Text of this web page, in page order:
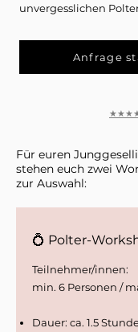
unvergesslichen
Anfrage
★★★
Für euren
stehen euch zwei
zur Auswahl:
💍 Polter-
Teilnehmer/innen:
min. 6 Personen /
Dauer: ca. 1.5